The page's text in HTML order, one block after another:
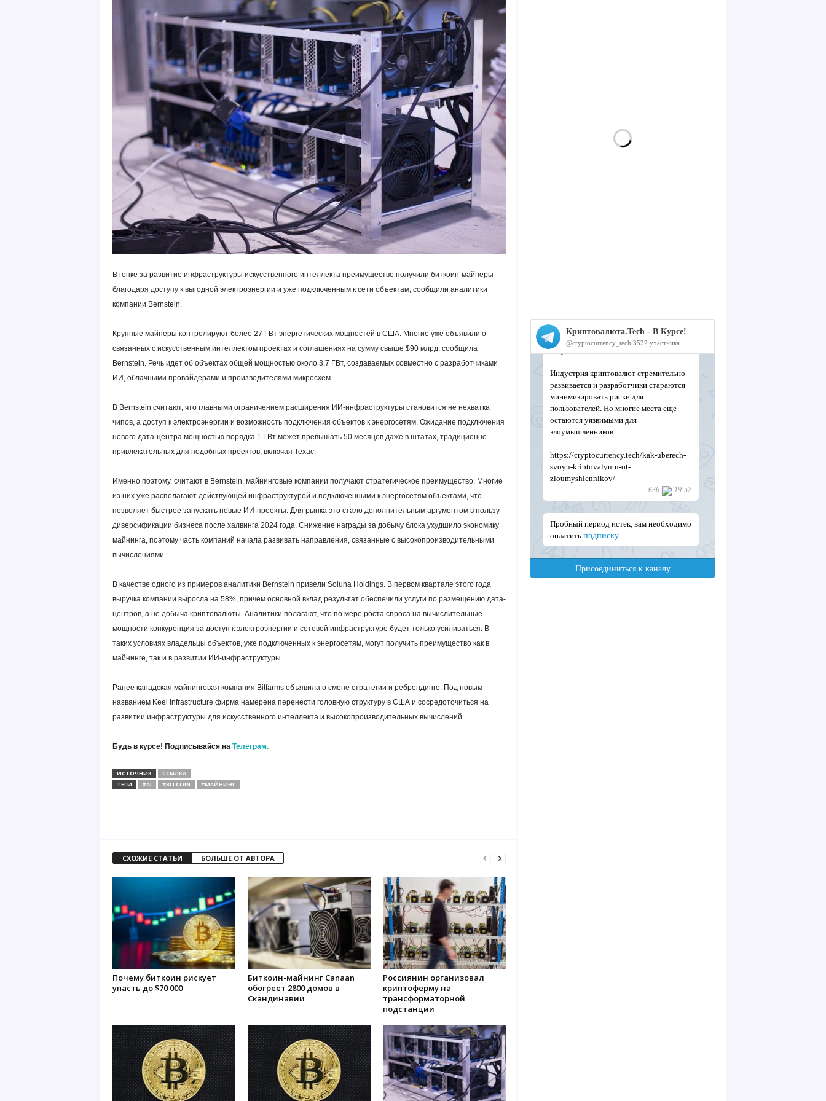
В гонке за развитие инфраструктуры искусственного интеллекта преимущество получили биткоин-майнеры —
благодаря доступу к выгодной электроэнергии и уже подключенным к сети объектам, сообщили аналитики
компании Bernstein.
Крупные майнеры контролируют более 27 ГВт энергетических мощностей в США. Многие уже объявили о
связанных с искусственным интеллектом проектах и соглашениях на сумму свыше $90 млрд, сообщила
Bernstein. Речь идет об объектах общей мощностью около 3,7 ГВт, создаваемых совместно с разработчиками
ИИ, облачными провайдерами и производителями микросхем.
В Bernstein считают, что главными ограничением расширения ИИ-инфраструктуры становится не нехватка
чипов, а доступ к электроэнергии и возможность подключения объектов к энергосетям. Ожидание подключения
нового дата-центра мощностью порядка 1 ГВт может превышать 50 месяцев даже в штатах, традиционно
привлекательных для подобных проектов, включая Техас.
Именно поэтому, считают в Bernstein, майнинговые компании получают стратегическое преимущество. Многие
из них уже располагают действующей инфраструктурой и подключенными к энергосетям объектами, что
позволяет быстрее запускать новые ИИ-проекты. Для рынка это стало дополнительным аргументом в пользу
диверсификации бизнеса после халвинга 2024 года. Снижение награды за добычу блока ухудшило экономику
майнинга, поэтому часть компаний начала развивать направления, связанные с высокопроизводительными
вычислениями.
В качестве одного из примеров аналитики Bernstein привели Soluna Holdings. В первом квартале этого года
выручка компании выросла на 58%, причем основной вклад результат обеспечили услуги по размещению дата-
центров, а не добыча криптовалюты. Аналитики полагают, что по мере роста спроса на вычислительные
мощности конкуренция за доступ к электроэнергии и сетевой инфраструктуре будет только усиливаться. В
таких условиях владельцы объектов, уже подключенных к энергосетям, могут получить преимущество как в
майнинге, так и в развитии ИИ-инфраструктуры.
Ранее канадская майнинговая компания Bitfarms объявила о смене стратегии и ребрендинге. Под новым
названием Keel Infrastructure фирма намерена перенести головную структуру в США и сосредоточиться на
развитии инфраструктуры для искусственного интеллекта и высокопроизводительных вычислений.
Будь в курсе! Подписывайся на Телеграм.
ИСТОЧНИК
ССЫЛКА
ТЕГИ
#AI #BITCOIN #МАЙНИНГ
СХОЖИЕ СТАТЬИ БОЛЬШЕ ОТ АВТОРА
Почему биткоин рискует
упасть до $70 000
Биткоин-майнинг Canaan
обогреет 2800 домов в
Скандинавии
Россиянин организовал
криптоферму на
трансформаторной
подстанции